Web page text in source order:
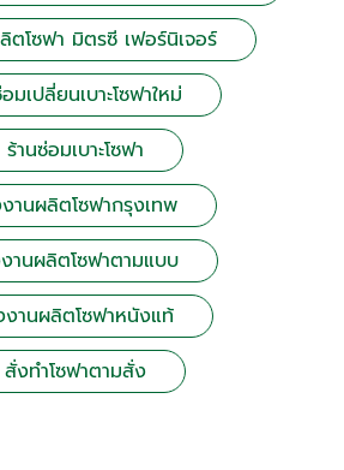
ตโซฟา มิตรซี เฟอร์นิเจอร์
มเปลี่ยนเบาะโซฟาใหม่
ร้านซ่อมเบาะโซฟา
งานผลิตโซฟากรุงเทพ
งานผลิตโซฟาตามแบบ
งานผลิตโซฟาหนังแท้
สั่งทำโซฟาตามสั่ง